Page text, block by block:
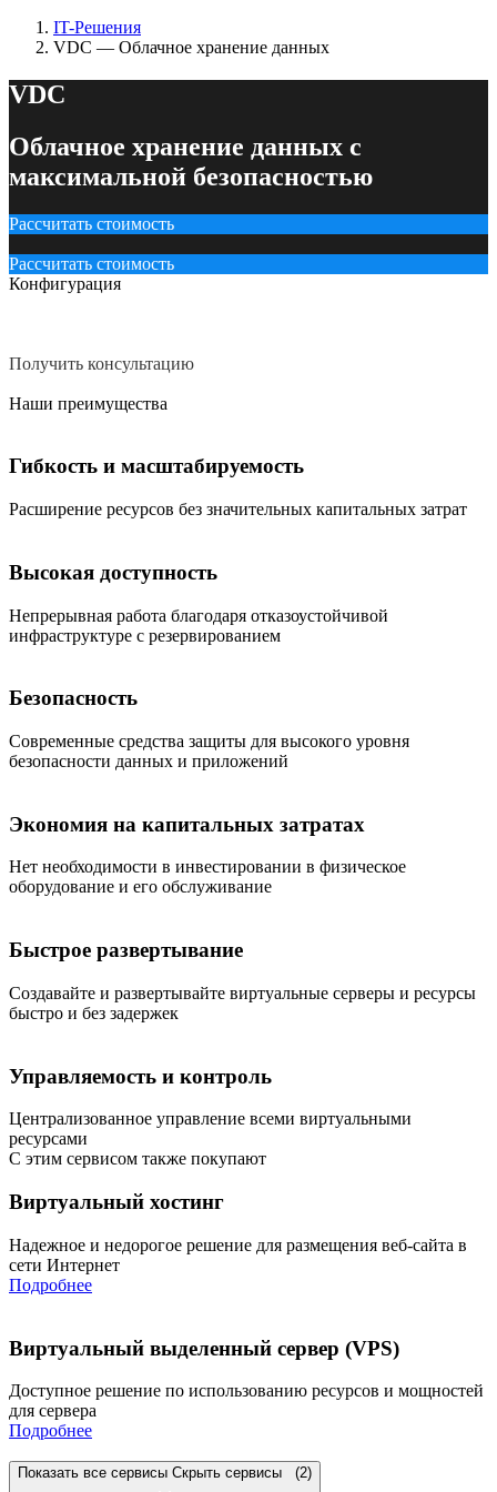
IT-Решения
VDC — Облачное хранение данных
VDC
Облачное хранение данных с
максимальной безопасностью
Рассчитать стоимость
Рассчитать стоимость
Конфигурация
Получить консультацию
Наши преимущества
Гибкость и масштабируемость
Расширение ресурсов без значительных капитальных затрат
Высокая доступность
Непрерывная работа благодаря отказоустойчивой
инфраструктуре с резервированием
Безопасность
Современные средства защиты для высокого уровня
безопасности данных и приложений
Экономия на капитальных затратах
Нет необходимости в инвестировании в физическое
оборудование и его обслуживание
Быстрое развертывание
Создавайте и развертывайте виртуальные серверы и ресурсы
быстро и без задержек
Управляемость и контроль
Централизованное управление всеми виртуальными
ресурсами
С этим сервисом также покупают
Виртуальный хостинг
Надежное и недорогое решение для размещения веб-сайта в
сети Интернет
Подробнее
Виртуальный выделенный сервер (VPS)
Доступное решение по использованию ресурсов и мощностей
для сервера
Подробнее
Показать все сервисы Скрыть сервисы (2)